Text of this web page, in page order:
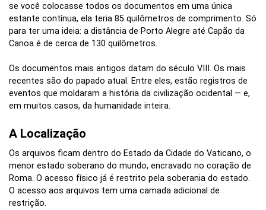
se você colocasse todos os documentos em uma única
estante contínua, ela teria 85 quilômetros de comprimento. Só
para ter uma ideia: a distância de Porto Alegre até Capão da
Canoa é de cerca de 130 quilômetros.
Os documentos mais antigos datam do século VIII. Os mais
recentes são do papado atual. Entre eles, estão registros de
eventos que moldaram a história da civilização ocidental — e,
em muitos casos, da humanidade inteira.
A Localização
Os arquivos ficam dentro do Estado da Cidade do Vaticano, o
menor estado soberano do mundo, encravado no coração de
Roma. O acesso físico já é restrito pela soberania do estado.
O acesso aos arquivos tem uma camada adicional de
restrição.